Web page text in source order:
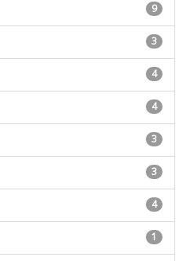
9
3
4
4
3
3
4
1